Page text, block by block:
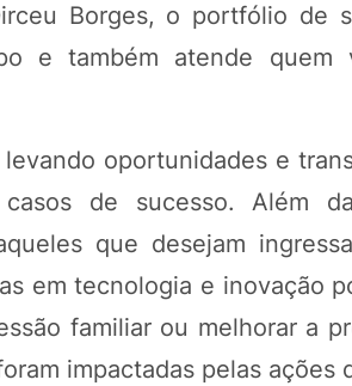
Borges, o portfólio de
e também atende quem
oportunidades e
de sucesso. Além
que desejam
em tecnologia e inovação
familiar ou melhorar a
impactadas pelas ações